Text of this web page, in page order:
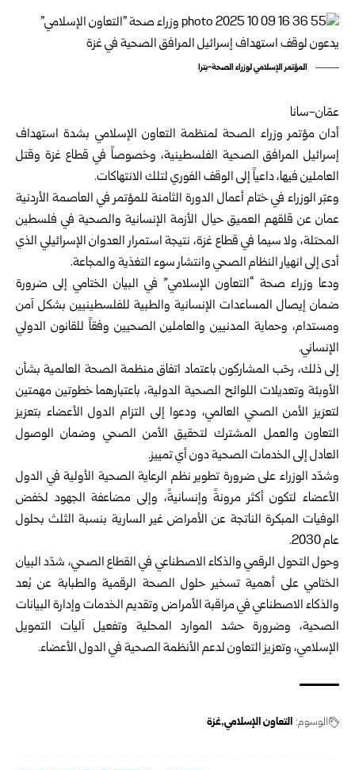
المؤتمر الإسلامي لوزراء الصحة-بترا
عمّان-سانا
أدان مؤتمر وزراء الصحة لمنظمة التعاون الإسلامي بشدة استهداف
إسرائيل المرافق الصحية الفلسطينية، وخصوصاً في قطاع غزة وقتل
العاملين فيها، داعياً إلى الوقف الفوري لتلك الانتهاكات.
وعبّر الوزراء في ختام أعمال الدورة الثامنة للمؤتمر في العاصمة الأردنية
عمان عن قلقهم العميق حيال الأزمة الإنسانية والصحية في فلسطين
المحتلة، ولا سيما في قطاع غزة، نتيجة استمرار العدوان الإسرائيلي الذي
أدى إلى انهيار النظام الصحي وانتشار سوء التغذية والمجاعة.
ودعا وزراء صحة “التعاون الإسلامي” في البيان الختامي إلى ضرورة
ضمان إيصال المساعدات الإنسانية والطبية للفلسطينيين بشكل آمن
ومستدام، وحماية المدنيين والعاملين الصحيين وفقاً للقانون الدولي
الإنساني.
إلى ذلك، رحّب المشاركون باعتماد اتفاق منظمة الصحة العالمية بشأن
الأوبئة وتعديلات اللوائح الصحية الدولية، باعتبارهما خطوتين مهمتين
لتعزيز الأمن الصحي العالمي، ودعوا إلى التزام الدول الأعضاء بتعزيز
التعاون والعمل المشترك لتحقيق الأمن الصحي وضمان الوصول
العادل إلى الخدمات الصحية دون أي تمييز.
وشدّد الوزراء على ضرورة تطوير نظم الرعاية الصحية الأولية في الدول
الأعضاء لتكون أكثر مرونةً وإنسانيةً، وإلى مضاعفة الجهود لخفض
الوفيات المبكرة الناتجة عن الأمراض غير السارية بنسبة الثلث بحلول
عام 2030.
وحول التحول الرقمي والذكاء الاصطناعي في القطاع الصحي، شدّد البيان
الختامي على أهمية تسخير حلول الصحة الرقمية والطبابة عن بُعد
والذكاء الاصطناعي في مراقبة الأمراض وتقديم الخدمات وإدارة البيانات
الصحية، وضرورة حشد الموارد المحلية وتفعيل آليات التمويل
الإسلامي، وتعزيز التعاون لدعم الأنظمة الصحية في الدول الأعضاء.
الوسوم: التعاون الإسلامي غزة